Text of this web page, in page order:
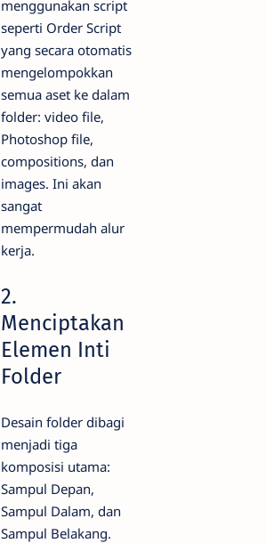
menggunakan script
seperti Order Script
yang secara otomatis
mengelompokkan
semua aset ke dalam
folder: video file,
Photoshop file,
compositions, dan
images. Ini akan
sangat
mempermudah alur
kerja.
2.
Menciptakan
Elemen Inti
Folder
Desain folder dibagi
menjadi tiga
komposisi utama:
Sampul Depan,
Sampul Dalam, dan
Sampul Belakang.